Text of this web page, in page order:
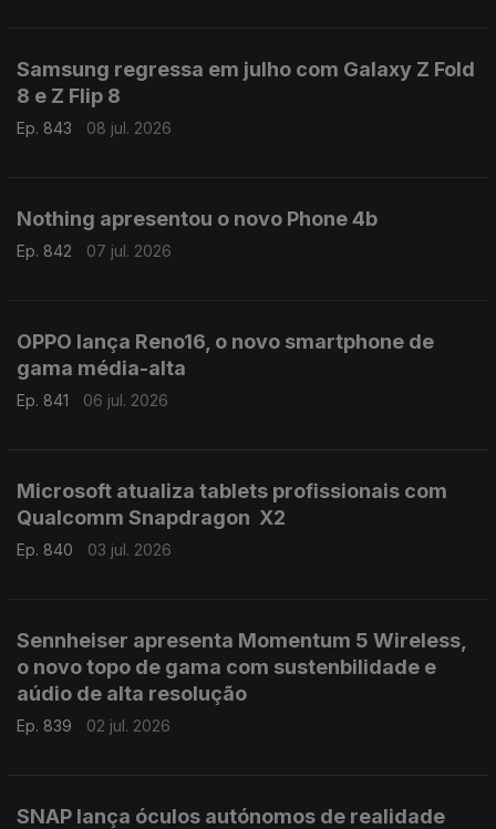
Samsung regressa em julho com Galaxy Z Fold
8 e Z Flip 8
Ep. 843 08 jul. 2026
Nothing apresentou o novo Phone 4b
Ep. 842 07 jul. 2026
OPPO lança Reno16, o novo smartphone de
gama média-alta
Ep. 841 06 jul. 2026
Microsoft atualiza tablets profissionais com
Qualcomm Snapdragon X2
Ep. 840 03 jul. 2026
Sennheiser apresenta Momentum 5 Wireless,
o novo topo de gama com sustenbilidade e
aúdio de alta resolução
Ep. 839 02 jul. 2026
SNAP lança óculos autónomos de realidade